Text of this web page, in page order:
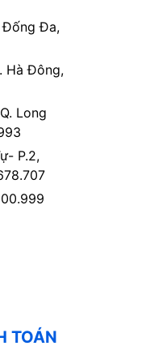
Đống Đa,
Hà Đông,
Long
P.2,
TOÁN